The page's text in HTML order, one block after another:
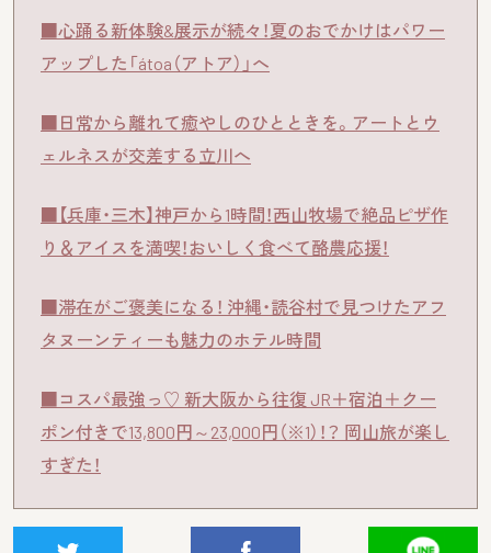
■心踊る新体験&展示が続々！夏のおでかけはパワー
アップした「átoa（アトア）」へ
■日常から離れて癒やしのひとときを。アートとウ
ェルネスが交差する立川へ
■【兵庫・三木】神戸から1時間！西山牧場で絶品ピザ作
り＆アイスを満喫！おいしく食べて酪農応援！
■滞在がご褒美になる！ 沖縄・読谷村で見つけたアフ
タヌーンティーも魅力のホテル時間
■コスパ最強っ♡ 新大阪から往復 JR＋宿泊＋クー
ポン付きで13,800円～23,000円（※1）！？ 岡山旅が楽し
すぎた！